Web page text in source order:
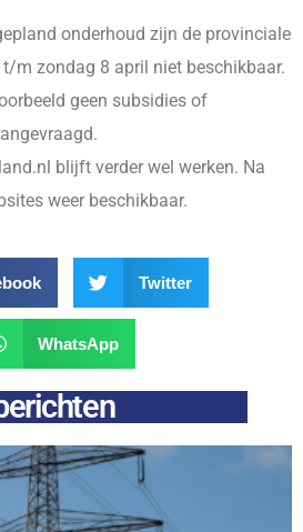
onderhoud zijn de provinciale
m zondag 8 april niet beschikbaar.
geen subsidies of
blijft verder wel werken. Na
weer beschikbaar.
Twitter
WhatsApp